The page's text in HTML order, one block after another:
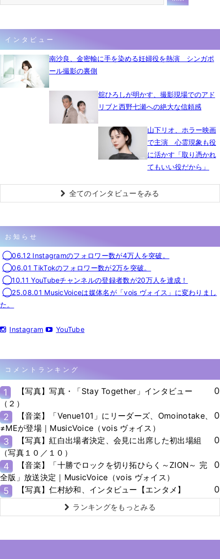
インタビュー
南沙良、金密輸に手を染める妊婦役を熱演 シンガポ
ール撮影の裏側
舘ひろしが明かす、撮影現場でのアド
リブと西野七瀬への絶大な信頼感
山下リオ、ホラー映画
で主演 心霊現象も役
に活かす「取り憑かれ
てもいい役だから」
全てのインタビューをみる
お知らせ
◯06.12 Instagramのフォロワー数が4万人を突破。
◯06.01 TikTokのフォロワー数が2万を突破。
◯10.11 YouTubeチャンネルの登録者数が20万人を達成！
◯25.08.01 MusicVoiceは媒体名が「vois ヴォイス」に変わりまし
た。
Instagram YouTube
コメントランキング
1
【写真】写真・「Stay Together」インタビュー
（２）
0
2
【音楽】「Venue101」にリーダーズ、Omoinotake、
≠MEが登場｜MusicVoice（vois ヴォイス）
0
3
【写真】紅白出場者決定、会見に出席した初出場組
（写真１０／１０）
0
4
【音楽】「十勝でロックを切り拓ひらく～ZION～ 完
全版」放送決定｜MusicVoice（vois ヴォイス）
0
5 【写真】仁村紗和、インタビュー【エンタメ】 0
ランキングをもっとみる